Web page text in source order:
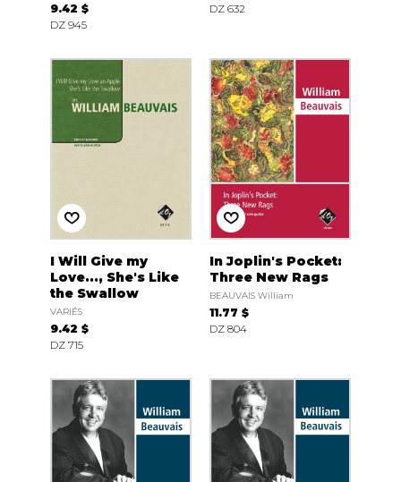
9.42 $
DZ 945
DZ 632
I Will Give my
Love..., She's Like
the Swallow
VARIÉS
9.42 $
DZ 715
In Joplin's Pocket:
Three New Rags
BEAUVAIS William
11.77 $
DZ 804